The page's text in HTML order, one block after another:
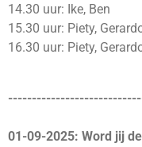
14.30 uur: Ike, Ben
15.30 uur: Piety,
16.30 uur: Piety,
01-09-2025: Word jij